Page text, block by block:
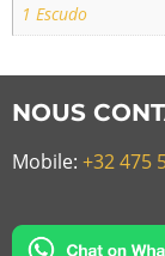
1 Escudo
NOUS
Mobile: +32 475